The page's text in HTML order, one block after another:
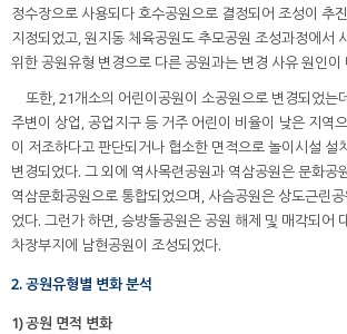
정수장으로 사용되다 호수공원으로 결정되어 조성이 추
지정되었고, 원지동 체육공원도 추모공원 조성과정에서
위한 공원유형 변경으로 다른 공원과는 변경 사유 원인이
또한, 21개소의 어린이공원이 소공원으로 변경되었는
주변이 상업, 공업지구 등 거주 어린이 비율이 낮은 지역
이 저조하다고 판단되거나 협소한 면적으로 놀이시설 설
변경되었다. 그 외에 역사목련공원과 역삼공원은 문화공
역삼문화공원으로 통합되었으며, 사슴공원은 상도근린
었다. 그런가 하면, 승방돌공원은 공원 해제 및 매각되어
차장부지에 남현공원이 조성되었다.
2. 공원유형별 변화 분석
1) 공원 면적 변화